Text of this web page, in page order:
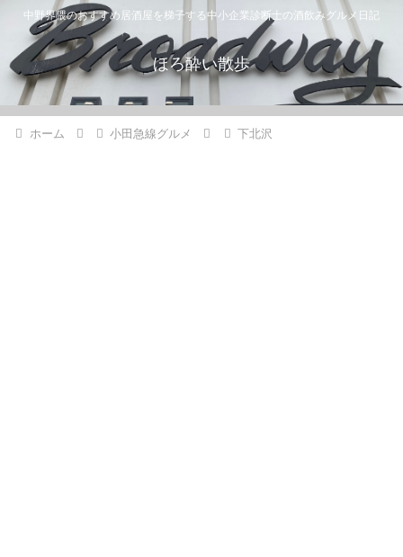
中野界隈のおすすめ居酒屋を梯子する中小企業診断士の酒飲みグルメ日記
ほろ酔い散歩
ホーム 小田急線グルメ 下北沢